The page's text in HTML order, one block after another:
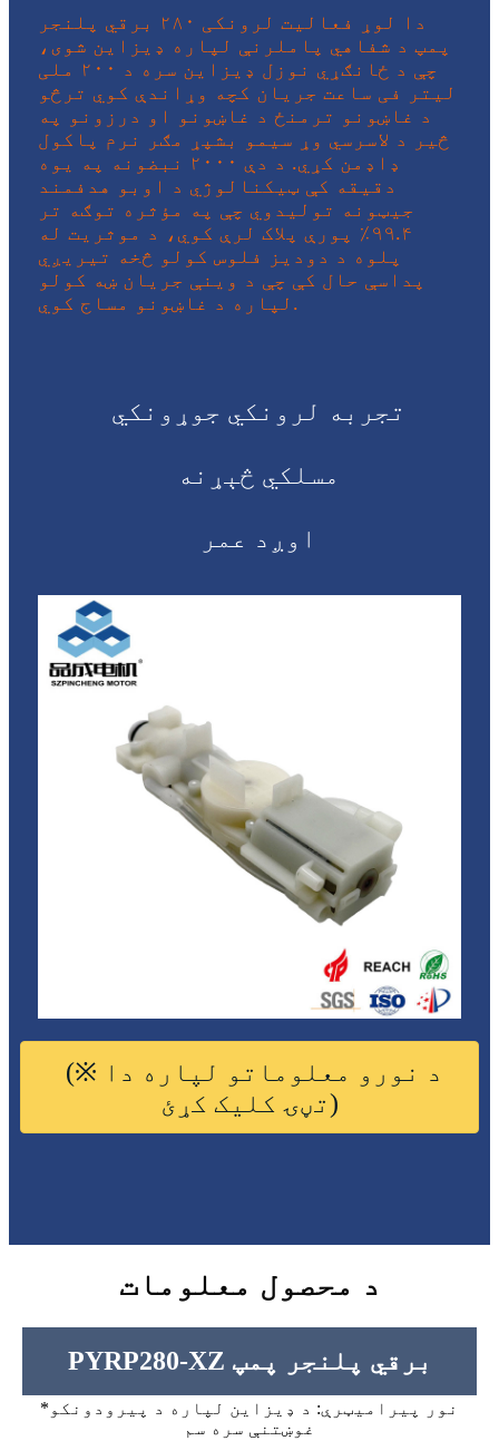
دا لوړ فعالیت لرونکی ۲۸۰ برقي پلنجر
پمپ د شفاهي پاملرنې لپاره ډیزاین شوی،
چې د ځانګړي نوزل ​​ډیزاین سره د ۲۰۰ ملی
لیتر فی ساعت جریان کچه وړاندې کوي ترڅو
د غاښونو ترمنځ د غاښونو او درزونو په
څیر د لاسرسي وړ سیمو بشپړ مګر نرم پاکول
ډاډمن کړي. د دې ۲۰۰۰ نبضونه په یوه
دقیقه کې ټیکنالوژي د اوبو هدفمند
جیټونه تولیدوي چې په مؤثره توګه تر
۹۹.۴٪ پورې پلاک لرې کوي، د موثریت له
پلوه د دودیز فلوس کولو څخه تیریږي
پداسې حال کې چې د وینې جریان ښه کولو
لپاره د غاښونو مساج کوي.
تجربه لرونکي جوړونکي
مسلکي څېړنه
اوږد عمر
(※ د نورو معلوماتو لپاره دا
تڼۍ کلیک کړئ)
د محصول معلومات
PYRP280-XZ برقي پلنجر پمپ
*نور پیرامیټرې: د ډیزاین لپاره د پیرودونکو
غوښتنې سره سم